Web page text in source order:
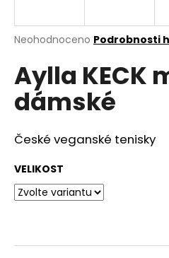
Průměrné
produktu
je
0,0
z
hvězdiček.
Neohodnoceno Podrobnosti
Aylla KECK
dámské
České veganské tenisky
VELIKOST
j
t
?
o